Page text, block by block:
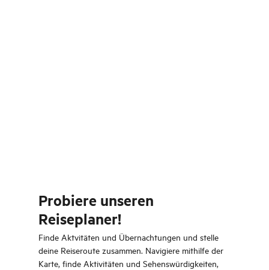
Probiere unseren
Reiseplaner!
Finde Aktvitäten und Übernachtungen und stelle
deine Reiseroute zusammen. Navigiere mithilfe der
Karte, finde Aktivitäten und Sehenswürdigkeiten,